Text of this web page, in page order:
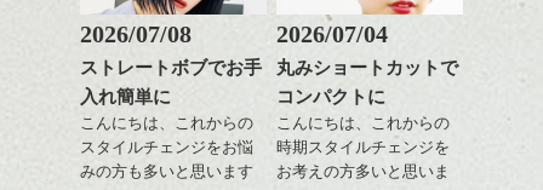
た。東ドイツで調達した日用品たち、
西へのメッセージの様なものもあったので
しょうか。
髪質改善すると
おすすめです。
いつものスタイリングが
ドライした後オイルやワ
ックスをなじませるだけ
に。
これからのスタイルチェ
ンジ、似合うカラーリン
グの事やお手入れ方法な
是非なんでもご相談して
下さいね。
シバタ
ベージュ系等の肌を綺麗
に見せる効果のあるカラ
ーリングをプラスして透
明感を表現すると
スタイリング方法は全体
をドライした後、
ワックスとオイルを混ぜ
ながらもみこみ、なじま
せます。
質感をかるくととのえな
2026/07/08
ストレートボブでお手
入れ簡単に
こんにちは、これからの
スタイルチェンジをお悩
みの方も多いと思います
2026/07/04
丸みショートカットで
コンパクトに
こんにちは、これからの
時期スタイルチェンジを
お考えの方多いと思いま